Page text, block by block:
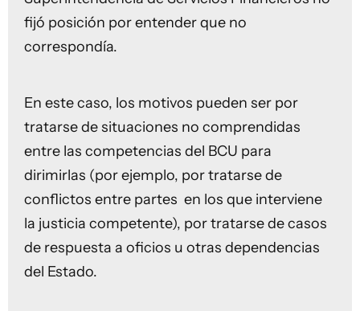
fijó posición por entender que no
correspondía.
En este caso, los motivos pueden ser por
tratarse de situaciones no comprendidas
entre las competencias del BCU para
dirimirlas (por ejemplo, por tratarse de
conflictos entre partes en los que interviene
la justicia competente), por tratarse de casos
de respuesta a oficios u otras dependencias
del Estado.